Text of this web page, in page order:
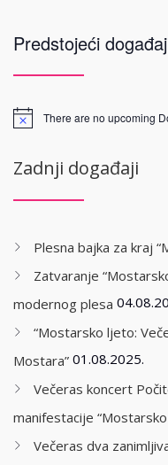
Predstojeći
There are no upcoming
Zadnji događaji
Plesna bajka za kraj
Zatvaranje
modernog plesa
“Mostarsko ljeto:
Mostara” 01.08.2025.
Večeras koncert
manifestacije
Večeras dva